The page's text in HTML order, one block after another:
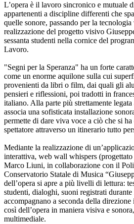
L’opera è il lavoro sincronico e mutuale
appartenenti a discipline differenti che
quelle sonore, passando per la
realizzazione del progetto visivo
sessanta studenti nella cornice del
Lavoro.
"Segni per la Speranza" ha un forte
come un enorme aquilone sulla cui
provenienti da libri o film, dai quali gli
pensieri e riflessioni, poi tradotti in
italiano. Alla parte più strettamente
associa una sofisticata installazione
permette di dare viva voce a ciò che si
spettatore attraverso un itinerario tutto
Mediante la realizzazione di
interattiva, web wall whispers
Marco Liuni, in collaborazione con il
Conservatorio Statale di Musica
dell’opera si apre a più livelli di lettura:
studenti, dialoghi, suoni registrati
accompagnano a seconda della direzione
così dell’opera in maniera visiva e
multimediale.